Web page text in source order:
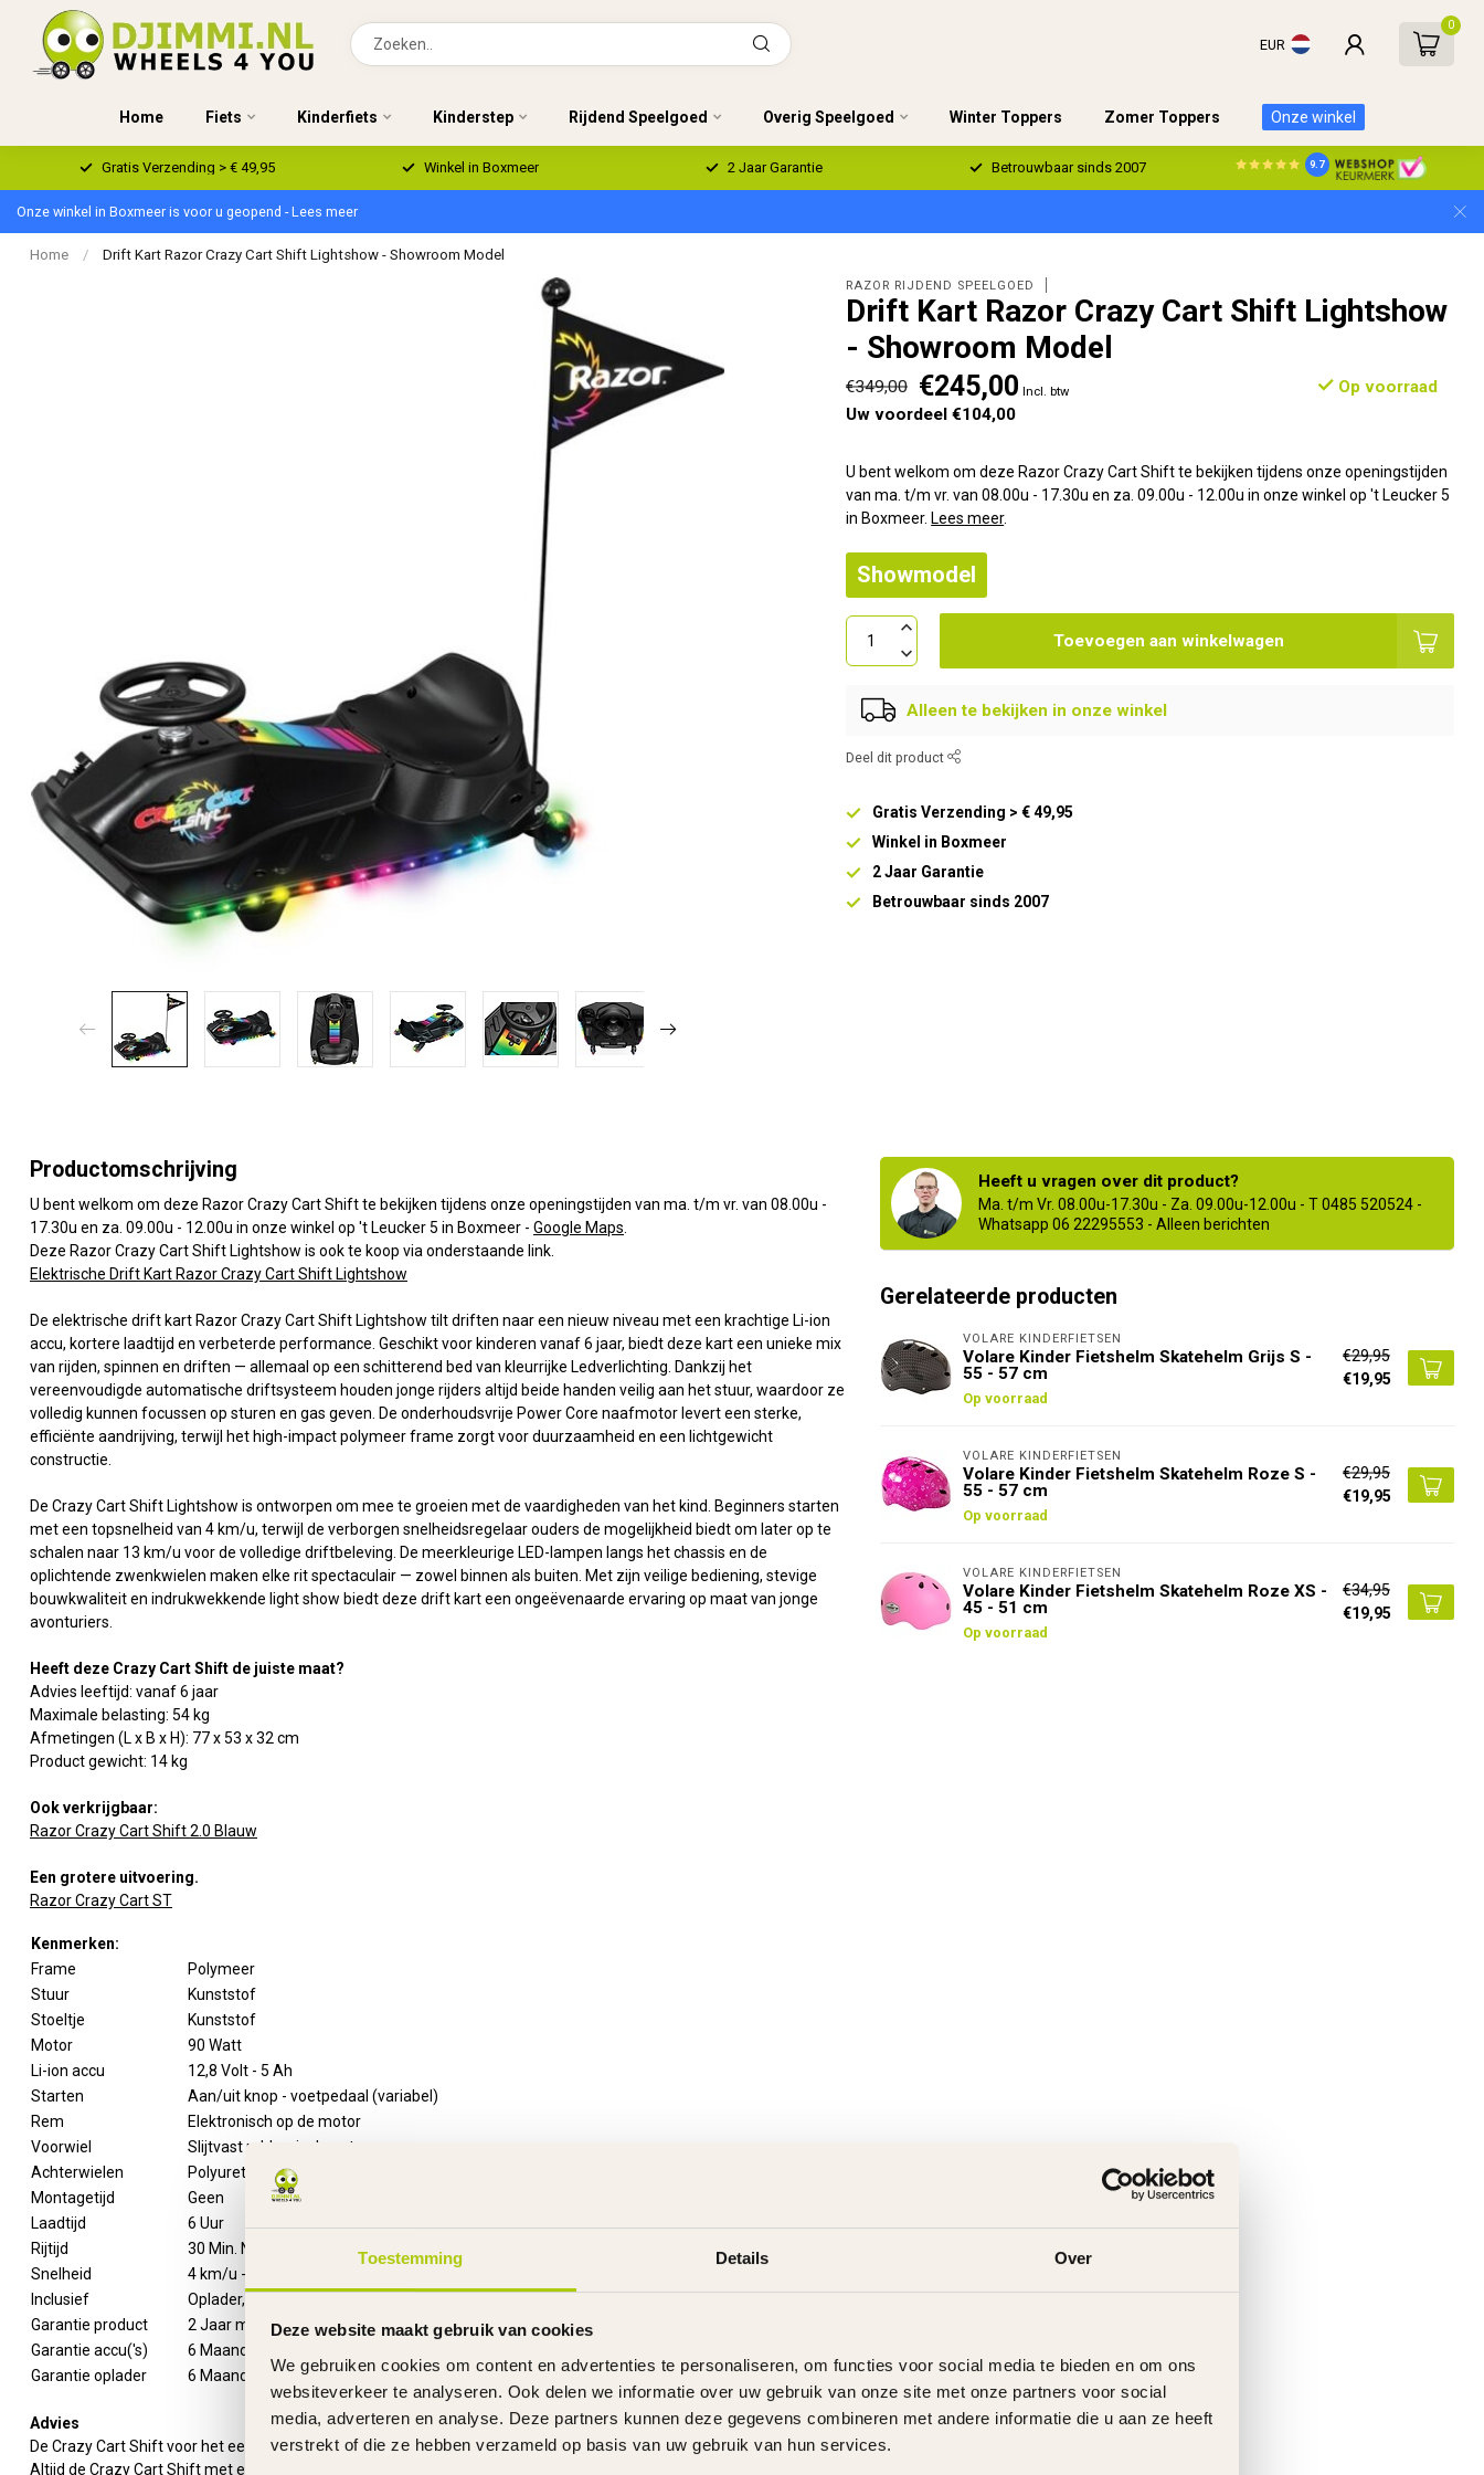
Toestemming Details Over
Deze website maakt gebruik van cookies
We gebruiken cookies om content en advertenties te personaliseren, om functies voor social media te bieden en om ons
websiteverkeer te analyseren. Ook delen we informatie over uw gebruik van onze site met onze partners voor social
media, adverteren en analyse. Deze partners kunnen deze gegevens combineren met andere informatie die u aan ze heeft
verstrekt of die ze hebben verzameld op basis van uw gebruik van hun services.
EUR
0
Home Fiets Kinderfiets Kinderstep Rijdend Speelgoed Overig Speelgoed Winter Toppers Zomer Toppers Onze winkel
Gratis Verzending > € 49,95 Winkel in Boxmeer 2 Jaar Garantie Betrouwbaar sinds 2007 9.7
Onze winkel in Boxmeer is voor u geopend - Lees meer
Home / Drift Kart Razor Crazy Cart Shift Lightshow - Showroom Model
RAZOR RIJDEND SPEELGOED
Drift Kart Razor Crazy Cart Shift Lightshow
- Showroom Model
€349,00 €245,00 Incl. btw
Op voorraad
Uw voordeel €104,00
U bent welkom om deze Razor Crazy Cart Shift te bekijken tijdens onze openingstijden
van ma. t/m vr. van 08.00u - 17.30u en za. 09.00u - 12.00u in onze winkel op 't Leucker 5
in Boxmeer. Lees meer.
Showmodel
Toevoegen aan winkelwagen
Alleen te bekijken in onze winkel
Deel dit product
Gratis Verzending > € 49,95
Winkel in Boxmeer
2 Jaar Garantie
Betrouwbaar sinds 2007
Productomschrijving
U bent welkom om deze Razor Crazy Cart Shift te bekijken tijdens onze openingstijden van ma. t/m vr. van 08.00u -
17.30u en za. 09.00u - 12.00u in onze winkel op 't Leucker 5 in Boxmeer - Google Maps
Deze Razor Crazy Cart Shift Lightshow is ook te koop via onderstaande link.
Elektrische Drift Kart Razor Crazy Cart Shift Lightshow
De elektrische drift kart Razor Crazy Cart Shift Lightshow tilt driften naar een nieuw niveau met een krachtige Li-ion
accu, kortere laadtijd en verbeterde performance. Geschikt voor kinderen vanaf 6 jaar, biedt deze kart een unieke mix
van rijden, spinnen en driften — allemaal op een schitterend bed van kleurrijke Ledverlichting. Dankzij het
vereenvoudigde automatische driftsysteem houden jonge rijders altijd beide handen veilig aan het stuur, waardoor ze
volledig kunnen focussen op sturen en gas geven. De onderhoudsvrije Power Core naafmotor levert een sterke,
efficiënte aandrijving, terwijl het high-impact polymeer frame zorgt voor duurzaamheid en een lichtgewicht
constructie.
De Crazy Cart Shift Lightshow is ontworpen om mee te groeien met de vaardigheden van het kind. Beginners starten
met een topsnelheid van 4 km/u, terwijl de verborgen snelheidsregelaar ouders de mogelijkheid biedt om later op te
schalen naar 13 km/u voor de volledige driftbeleving. De meerkleurige LED-lampen langs het chassis en de
oplichtende zwenkwielen maken elke rit spectaculair — zowel binnen als buiten. Met zijn veilige bediening, stevige
bouwkwaliteit en indrukwekkende light show biedt deze drift kart een ongeëvenaarde ervaring op maat van jonge
avonturiers.
Heeft deze Crazy Cart Shift de juiste maat?
Advies leeftijd: vanaf 6 jaar
Maximale belasting: 54 kg
Afmetingen (L x B x H): 77 x 53 x 32 cm
Product gewicht: 14 kg
Ook verkrijgbaar:
Razor Crazy Cart Shift 2.0 Blauw
Een grotere uitvoering.
Razor Crazy Cart ST
Kenmerken:
Frame
Polymeer
Stuur
Kunststof
Stoeltje
Kunststof
Motor
90 Watt
Li-ion accu
12,8 Volt - 5 Ah
Starten
Aan/uit knop - voetpedaal (variabel)
Rem
Elektronisch op de motor
Voorwiel
Slijtvast rubber incl. motor
Achterwielen
Polyurethaan
Montagetijd
Geen
Laadtijd
6 Uur
Rijtijd
30 Min. Normaal - 60 min. Eco
Snelheid
4 km/u - Eco - 13 km/u - Normaal
Inclusief
Oplader, handleiding en vlag
Garantie product
2 Jaar m.u.v. slijtageonderdelen
Garantie accu('s)
6 Maanden
Garantie oplader
6 Maanden
Advies
De Crazy Cart Shift voor het eerste gebruik 8 uur opladen.
Altijd de Crazy Cart Shift met een volledig opgeladen accu wegzetten.
Heeft u vragen over dit product?
Ma. t/m Vr. 08.00u-17.30u - Za. 09.00u-12.00u - T 0485 520524 -
Whatsapp 06 22295553 - Alleen berichten
Gerelateerde producten
VOLARE KINDERFIETSEN
Volare Kinder Fietshelm Skatehelm Grijs S -
55 - 57 cm
Op voorraad
€29,95
€19,95
VOLARE KINDERFIETSEN
Volare Kinder Fietshelm Skatehelm Roze S -
55 - 57 cm
Op voorraad
€29,95
€19,95
VOLARE KINDERFIETSEN
Volare Kinder Fietshelm Skatehelm Roze XS -
45 - 51 cm
Op voorraad
€34,95
€19,95